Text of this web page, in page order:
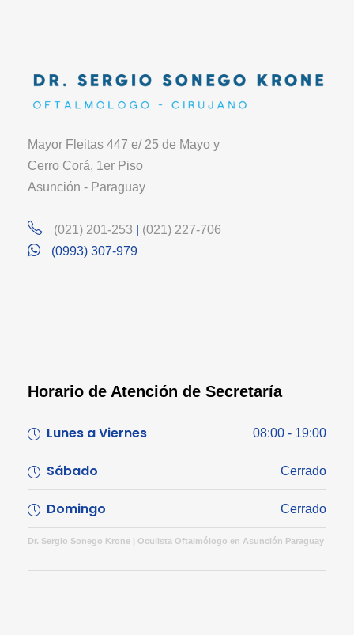
Mayor Fleitas 447 e/ 25 de Mayo y
Cerro Corá, 1er Piso
Asunción - Paraguay
(021) 201-253
(021) 227-706
(0993) 307-979
Horario de Atención de Secretaría
Lunes a Viernes 08:00 - 19:00
Sábado Cerrado
Domingo Cerrado
Dr. Sergio Sonego Krone | Oculista Oftalmólogo en Asunción Paraguay